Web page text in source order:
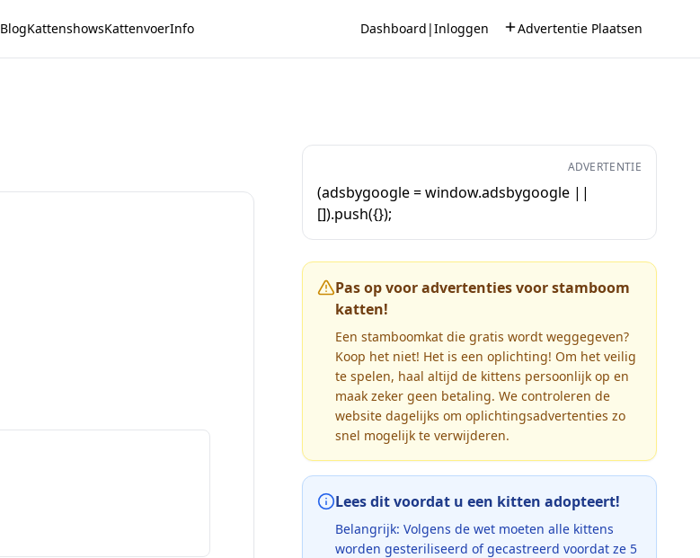
BlogKattenshowsKattenvoerInfo Dashboard |Inloggen Advertentie Plaatsen
ADVERTENTIE
(adsbygoogle = window.adsbygoogle ||
[]).push({});
Pas op voor advertenties voor stamboom
katten!
Een stamboomkat die gratis wordt weggegeven?
Koop het niet! Het is een oplichting! Om het veilig
te spelen, haal altijd de kittens persoonlijk op en
maak zeker geen betaling. We controleren de
website dagelijks om oplichtingsadvertenties zo
snel mogelijk te verwijderen.
Lees dit voordat u een kitten adopteert!
Belangrijk: Volgens de wet moeten alle kittens
worden gesteriliseerd of gecastreerd voordat ze 5